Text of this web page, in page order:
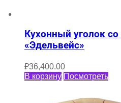
Кухонный уголок
«Эдельвейс»
₽36,400.00
В корзину Посмотреть